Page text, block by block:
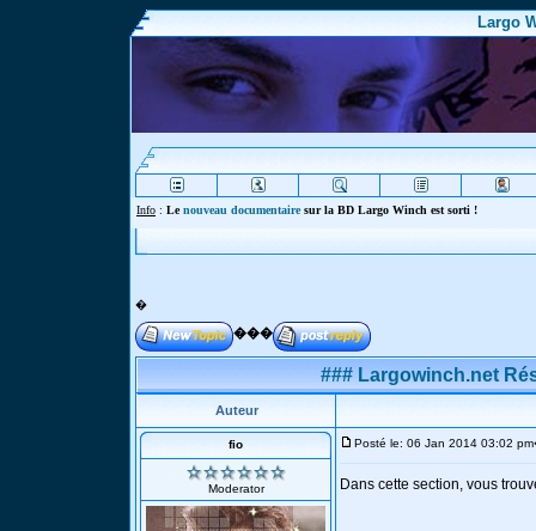
Largo
Info : Lenouveau documentairesur la BD Largo Winch est sorti !
�
���
### Largowinch.net
Auteur
fio
Moderator
Posté le: 06 Jan 2014 03:02 pm
Dans cette section, vous